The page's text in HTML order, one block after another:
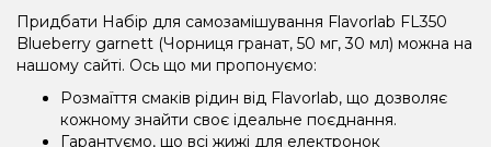
Придбати Набір для самозамішування Flavorlab FL350
Blueberry garnett (Чорниця гранат, 50 мг, 30 мл) можна на
нашому сайті. Ось що ми пропонуємо:
Розмаїття смаків рідин від Flavorlab, що дозволяє
кожному знайти своє ідеальне поєднання.
Гарантуємо, що всі жижі для електронок